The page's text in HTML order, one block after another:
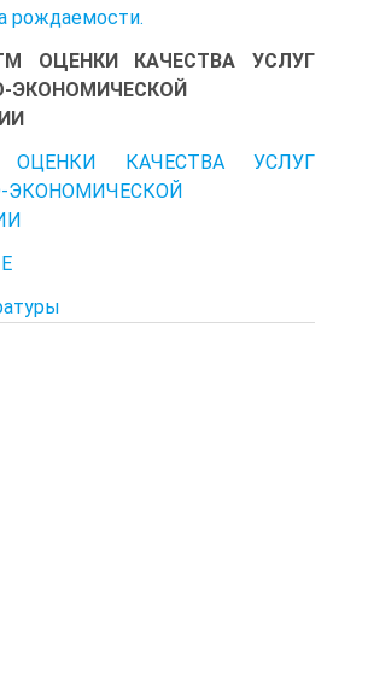
рождаемости.
ОЦЕНКИ КАЧЕСТВА УСЛУГ
ЭКОНОМИЧЕСКОЙ
ОЦЕНКИ КАЧЕСТВА УСЛУГ
ЭКОНОМИЧЕСКОЙ